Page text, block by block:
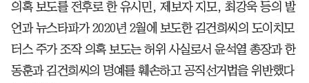
의혹 보도를 전후로 한 유시민, 제보자 지모, 최강욱 등의 발
언과 뉴스타파가 2020년 2월에 보도한 김건희씨의 도이치모
터스 주가 조작 의혹 보도는 허위 사실로서 윤석열 총장과 한
동훈과 김건희씨의 명예를 훼손하고 공직선거법을 위반했다